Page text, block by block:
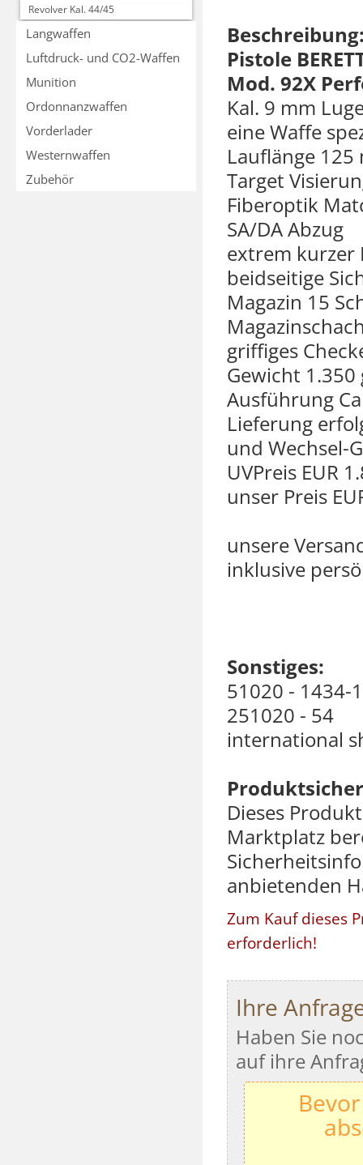
Revolver Kal. 44/45
Langwaffen
Luftdruck- und CO2-Waffen
Munition
Ordonnanzwaffen
Vorderlader
Westernwaffen
Zubehör
Pistole
Mod. 92X
Kal. 9 mm
eine Waffe
Lauflänge 125
Target
Fiberoptik
SA/DA Abzug
extrem kurzer
beidseitige
Magazin 15
griffiges
Gewicht
Ausführung
Lieferung
und Wechsel-
UVPreis EUR
unser Preis
unsere
inklusive
Sonstiges:
51020 - 1434-
251020 - 54
international
Dieses
Marktplatz
anbietenden
Zum Kauf dieses
erforderlich!
Ihre
Haben Sie
auf ihre